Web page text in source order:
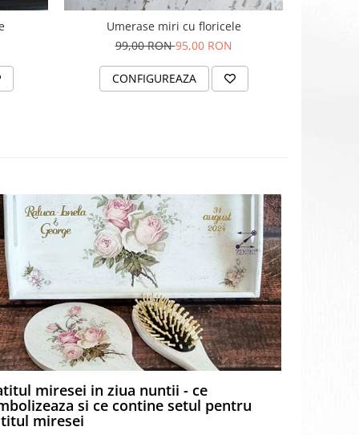
Umerase miri cu floricele
99,00 RON95,00 RON
CONFIGUREAZA
miresei in ziua nuntii - ce
si ce contine setul pentru
miresei